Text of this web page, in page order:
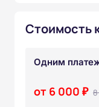
Стоимость
Одним
от 6 000 ₽